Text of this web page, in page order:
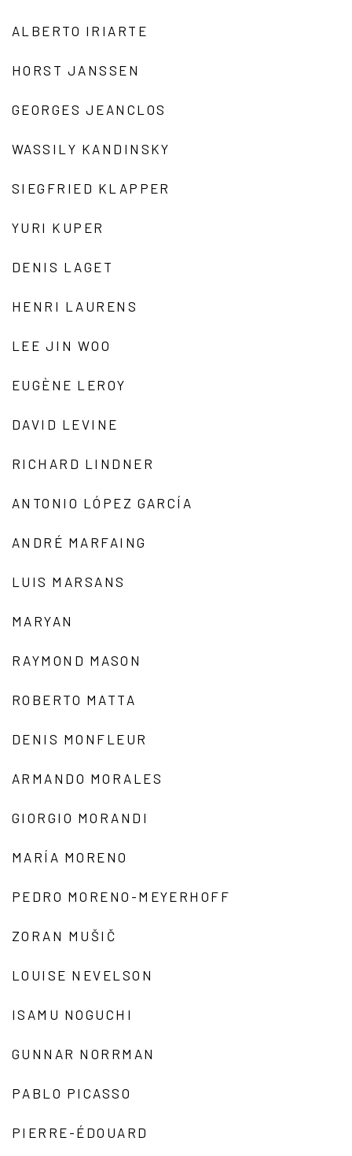
ALBERTO IRIARTE
HORST JANSSEN
GEORGES JEANCLOS
WASSILY KANDINSKY
SIEGFRIED KLAPPER
YURI KUPER
DENIS LAGET
HENRI LAURENS
LEE JIN WOO
EUGÈNE LEROY
DAVID LEVINE
RICHARD LINDNER
ANTONIO LÓPEZ GARCÍA
ANDRÉ MARFAING
LUIS MARSANS
MARYAN
RAYMOND MASON
ROBERTO MATTA
DENIS MONFLEUR
ARMANDO MORALES
GIORGIO MORANDI
MARÍA MORENO
PEDRO MORENO-MEYERHOFF
ZORAN MUŠIČ
LOUISE NEVELSON
ISAMU NOGUCHI
GUNNAR NORRMAN
PABLO PICASSO
PIERRE-ÉDOUARD